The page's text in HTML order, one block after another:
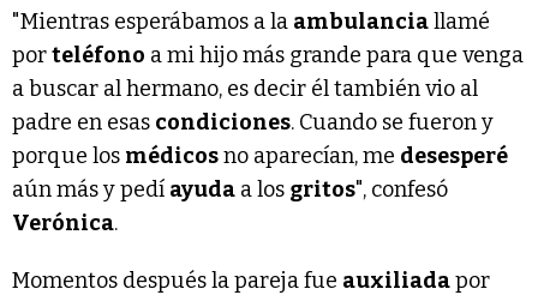
"Mientras esperábamos a la ambulanciallamé
porteléfono a mi hijo más grande para que venga
a buscar al hermano, es decir él también vio al
padre en esas condiciones. Cuando se fueron y
porque los médicosno aparecían, me desesperé
aún más y pedí ayuda a los gritos", confesó
Verónica.
Momentos después la pareja fue auxiliadapor